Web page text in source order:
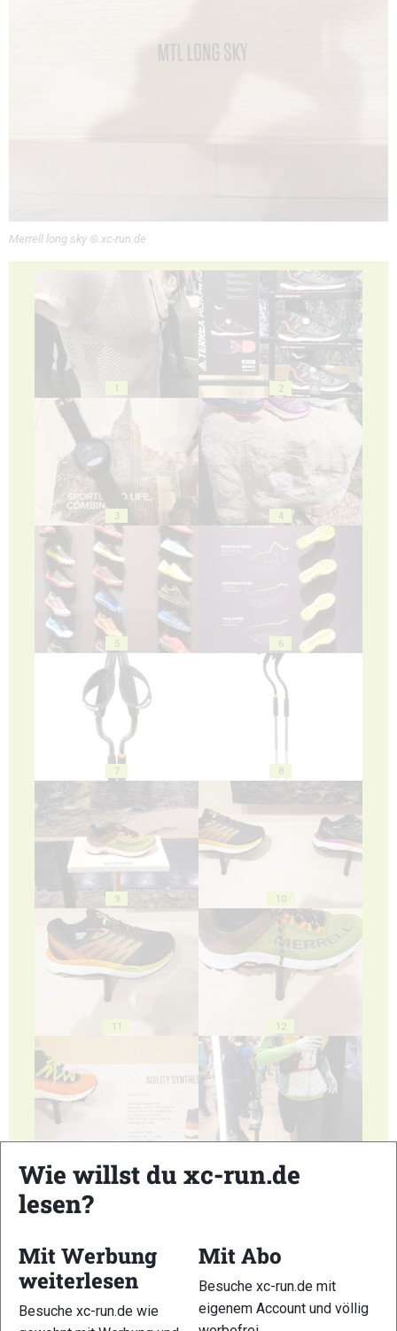
Merrell long sky © xc-run.de
1 2
3 4
5 6
7 8
9 10
11 12
15 16
Wie willst du xc-run.de
lesen?
Mit Werbung
weiterlesen
Besuche xc-run.de wie
Mit Abo
Besuche xc-run.de mit
eigenem Account und völlig